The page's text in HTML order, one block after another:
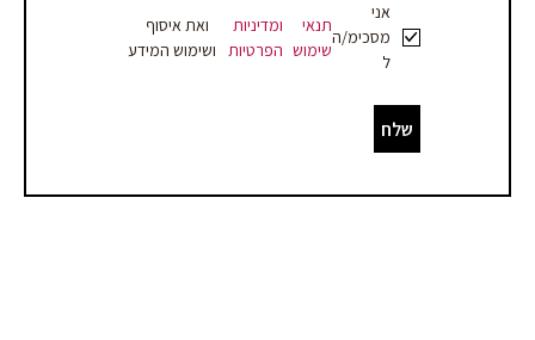
אני
מסכימ/ה
ל
תנאי
שימוש
ומדיניות
הפרטיות
ואת איסוף
ושימוש המידע
שלח